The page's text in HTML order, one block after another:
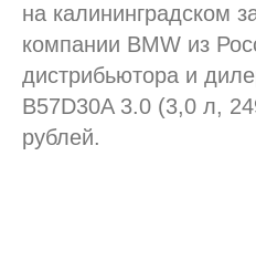
на калининградском
компании BMW из
дистрибьютора и
B57D30A 3.0 (3,0 л,
рублей.